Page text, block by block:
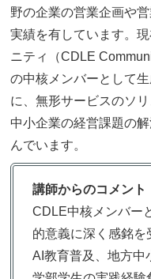
野の企業の営業企画や
実績を有しています。
ニティ（CDLE
の中核メンバーとして
に、無形サービスのソ
中小企業の経営課題の
んでいます。
講師からのコメント
CDLE中核メンバー
的意義に深く感銘
AI教育普及、地方中